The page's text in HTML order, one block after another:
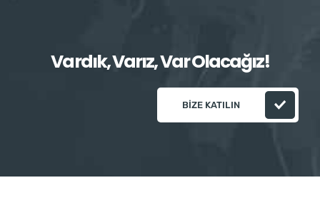
Vardık, Varız, Var Olacağız!
BIZE KATILIN